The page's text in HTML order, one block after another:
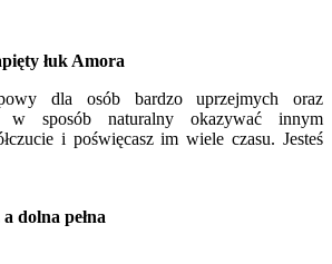
łuk Amora
dla osób bardzo uprzejmych oraz
w sposób naturalny okazywać innym
i poświęcasz im wiele czasu. Jesteś
dolna pełna